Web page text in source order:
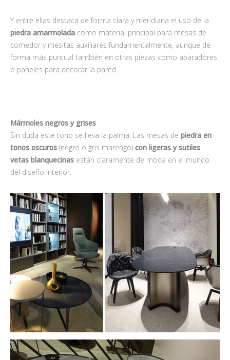
Y entre ellas destaca de forma clara y meridiana el uso de la
piedra amarmolada como material principal para mesas de
comedor y mesitas auxiliares fundamentalmente, aunque de
forma más puntual también en otras piezas como aparadores
o paneles para decorar la pared.
Mármoles negros y grises
Sin duda este tono se lleva la palma. Las mesas de piedra en
tonos oscuros (negro o gris marengo) con ligeras y sutiles
vetas blanquecinas están claramente de moda en el mundo
del diseño interior.